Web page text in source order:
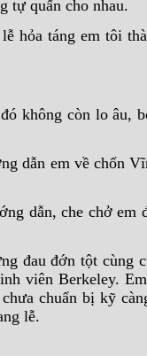
tự quấn cho nhau.
hỏa táng em tôi
không còn lo âu,
dẫn em về chốn
dẫn, che chở em
đau đớn tột cùng
viên Berkeley.
chuẩn bị kỹ
lễ.